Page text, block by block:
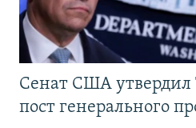
Сенат США утвердил
пост генерального